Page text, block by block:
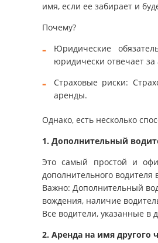
имя, если ее забирает и
Почему?
Юридические
юридически отвечает за
Страховые риски:
аренды.
Однако, есть несколько
1. Дополнительный
Это самый простой и
дополнительного водителя
Важно: Дополнительный
вождения, наличие
Все водители, указанные в
2. Аренда на имя другого